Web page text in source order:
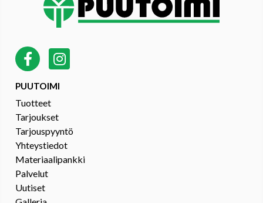
PUUTOIMI
Tuotteet
Tarjoukset
Tarjouspyyntö
Yhteystiedot
Materiaalipankki
Palvelut
Uutiset